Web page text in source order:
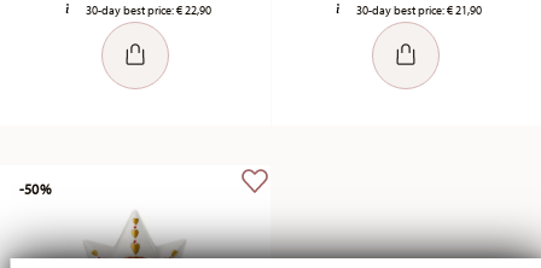
30-day best price:€ 22,90 30-day best price:€ 21,90
-50%